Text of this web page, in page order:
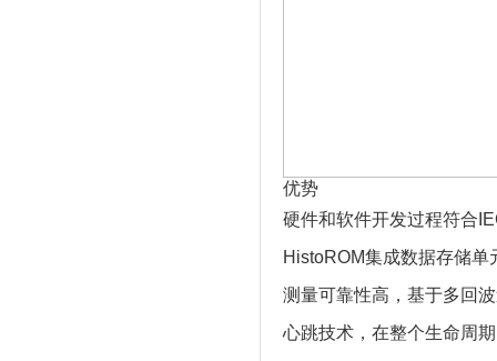
优势
硬件和软件开发过程符合
HistoROM集成数据存储
测量可靠性高，基于多回
心跳技术，在整个生命周